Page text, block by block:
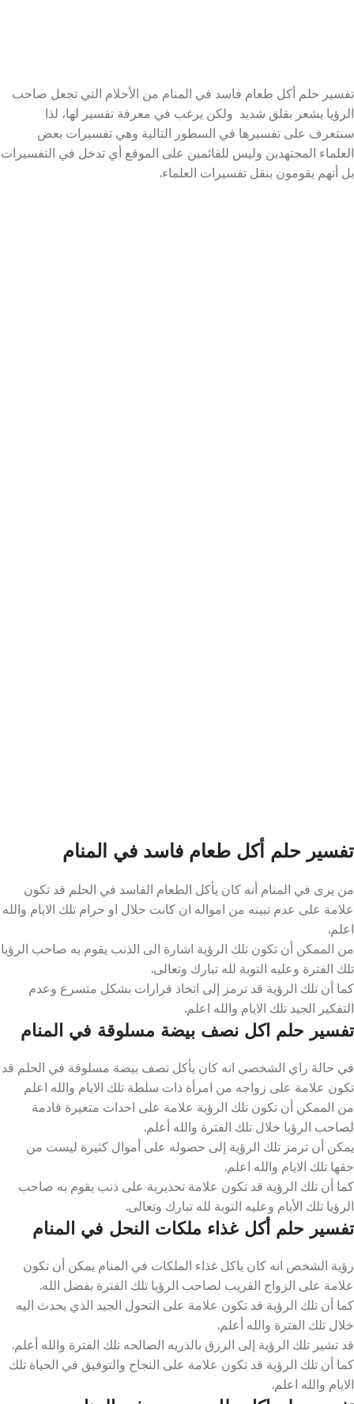
تفسير حلم أكل طعام فاسد في المنام من الأحلام التي تجعل صاحب
الرؤيا يشعر بقلق شديد ولكن يرغب في معرفة تفسير لها، لذا
سنتعرف على تفسيرها في السطور التالية وهي تفسيرات بعض
العلماء المجتهدين وليس للقائمين على الموقع أي تدخل في التفسيرات
بل أنهم يقومون بنقل تفسيرات العلماء.
تفسير حلم أكل طعام فاسد في المنام
من يرى في المنام أنه كان يأكل الطعام الفاسد في الحلم قد تكون
علامة على عدم تبينه من امواله ان كانت حلال او حرام تلك الايام والله
اعلم.
من الممكن أن تكون تلك الرؤية اشارة الى الذنب يقوم به صاحب الرؤيا
تلك الفترة وعليه التوبة لله تبارك وتعالى.
كما أن تلك الرؤية قد ترمز إلى اتخاذ قرارات بشكل متسرع وعدم
التفكير الجيد تلك الايام والله اعلم.
تفسير حلم اكل نصف بيضة مسلوقة في المنام
في حالة راي الشخصي انه كان يأكل نصف بيضة مسلوقة في الحلم قد
تكون علامة على زواجه من امرأة ذات سلطة تلك الايام والله اعلم
من الممكن أن تكون تلك الرؤية علامة على احداث متغيرة قادمة
لصاحب الرؤيا خلال تلك الفترة والله أعلم.
يمكن أن ترمز تلك الرؤية إلى حصوله على أموال كثيرة ليست من
حقها تلك الايام والله اعلم.
كما أن تلك الرؤية قد تكون علامة تحذيرية على ذنب يقوم به صاحب
الرؤيا تلك الأيام وعليه التوبة لله تبارك وتعالى.
تفسير حلم أكل غذاء ملكات النحل في المنام
رؤية الشخص انه كان ياكل غذاء الملكات في المنام يمكن أن تكون
علامة على الزواج القريب لصاحب الرؤيا تلك الفترة بفضل الله.
كما أن تلك الرؤية قد تكون علامة على التحول الجيد الذي يحدث اليه
خلال تلك الفترة والله أعلم.
قد تشير تلك الرؤية إلى الرزق بالذريه الصالحه تلك الفترة والله أعلم.
كما أن تلك الرؤية قد تكون علامة على النجاح والتوفيق في الحياة تلك
الايام والله اعلم.